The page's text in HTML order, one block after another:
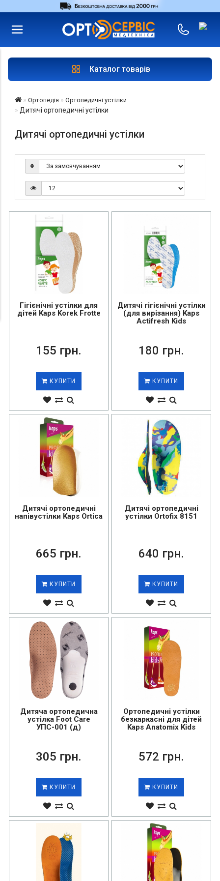
Магазини
UA Увійти
Каталог товарів
Ортопедія Ортопедичні устілки
Дитячі ортопедичні устілки
Дитячі ортопедичні устілки
Гігієнічні устілки для
дітей Kaps Korek Frotte
155 грн.
КУПИТИ
Дитячі гігієнічні устілки
(для вирізання) Kaps
Actifresh Kids
180 грн.
КУПИТИ
Дитячі ортопедичні
напівустілки Kaps Ortica
665 грн.
КУПИТИ
Дитячі ортопедичні
устілки Ortofix 8151
640 грн.
КУПИТИ
Дитяча ортопедична
устілка Foot Care
УПС-001 (д)
305 грн.
КУПИТИ
Ортопедичні устілки
безкаркасні для дітей
Kaps Anatomix Kids
572 грн.
КУПИТИ